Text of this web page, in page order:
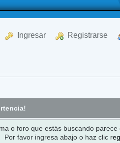
Ingresar Registrarse
o foro que estás buscando
Por favor ingresa abajo o haz clic